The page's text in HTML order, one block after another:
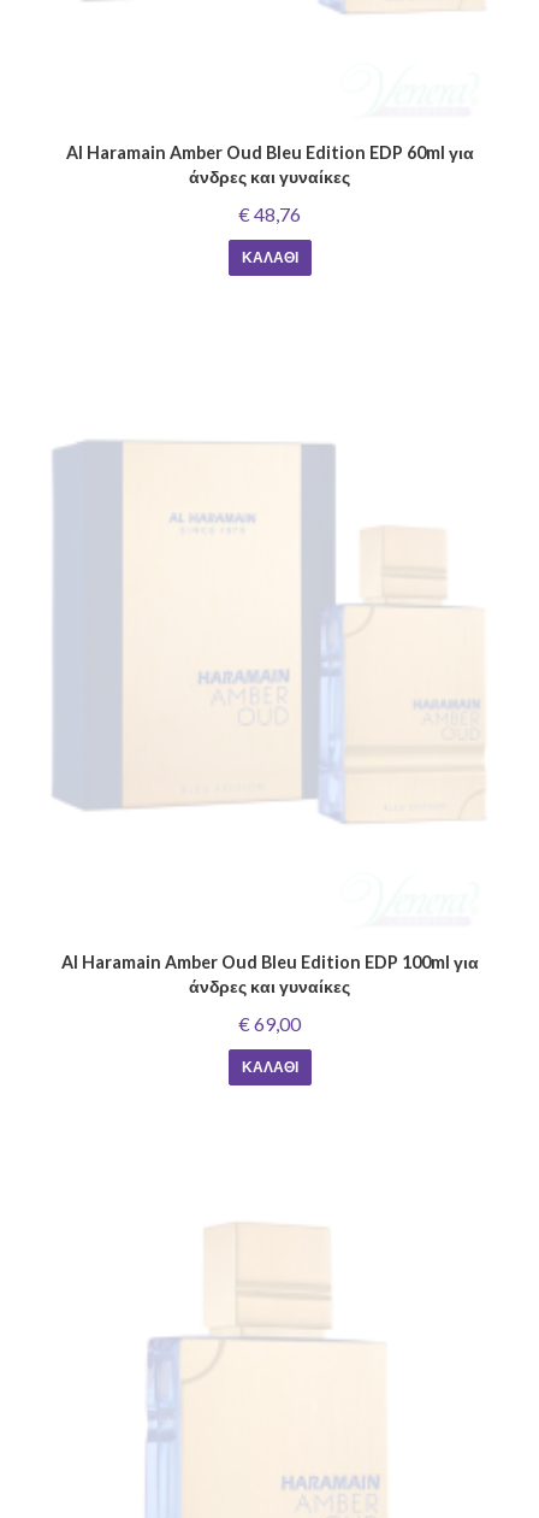
Al Haramain Amber Oud Bleu Edition EDP 60ml για
άνδρες και γυναίκες
€ 48,76
ΚΑΛΆΘΙ
Al Haramain Amber Oud Bleu Edition EDP 100ml για
άνδρες και γυναίκες
€ 69,00
ΚΑΛΆΘΙ